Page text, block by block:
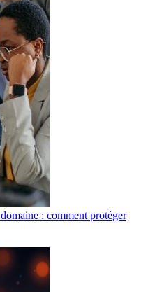
: comment protéger